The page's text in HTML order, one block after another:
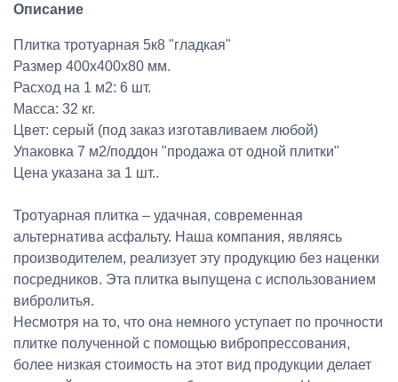
Описание
Плитка тротуарная 5к8 "гладкая"
Размер 400х400х80 мм.
Расход на 1 м2: 6 шт.
Масса: 32 кг.
Цвет: серый (под заказ изготавливаем любой)
Упаковка 7 м2/поддон "продажа от одной плитки"
Цена указана за 1 шт..
Тротуарная плитка – удачная, современная
альтернатива асфальту. Наша компания, являясь
производителем, реализует эту продукцию без наценки
посредников. Эта плитка выпущена с использованием
вибролитья.
Несмотря на то, что она немного уступает по прочности
плитке полученной с помощью вибропрессования,
более низкая стоимость на этот вид продукции делает